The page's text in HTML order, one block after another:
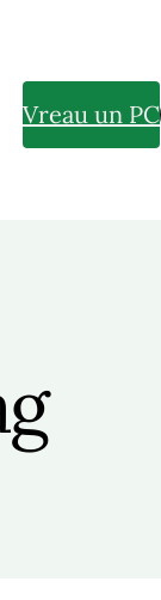
Vreau un PC